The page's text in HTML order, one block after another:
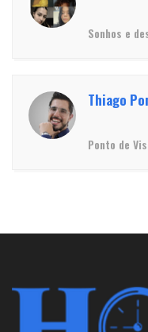
Sonhos e
Thiago
Ponto de